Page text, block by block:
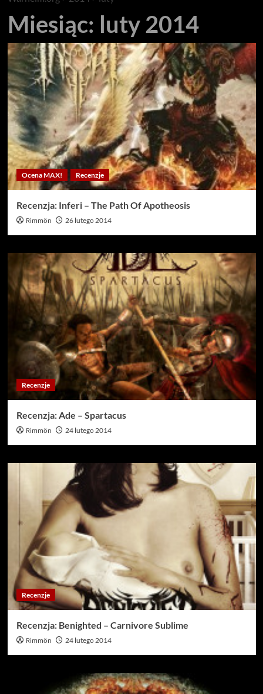
Miesiąc: luty 2014
Ocena MAX! Recenzje
Recenzja: Inferi – The Path Of Apotheosis
Rimmön 26 lutego 2014
Recenzje
Recenzja: Ade – Spartacus
Rimmön 24 lutego 2014
Recenzje
Recenzja: Benighted – Carnivore Sublime
Rimmön 24 lutego 2014